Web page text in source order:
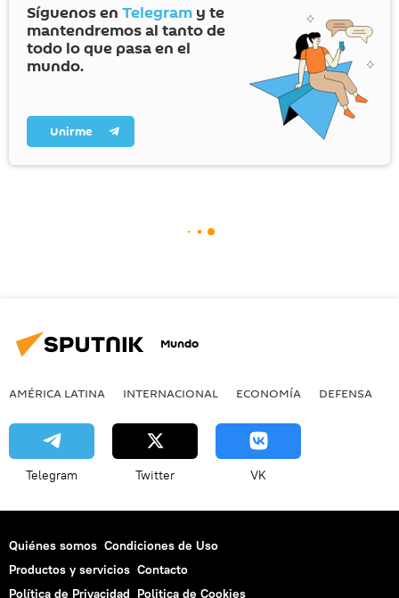
Síguenos en Telegram y te
mantendremos al tanto de
todo lo que pasa en el
mundo.
Unirme
Mundo
AMÉRICA LATINA INTERNACIONAL ECONOMÍA DEFENSA
Telegram Twitter VK
Quiénes somos Condiciones de Uso
Productos y servicios Contacto
Política de Privacidad Politica de Cookies